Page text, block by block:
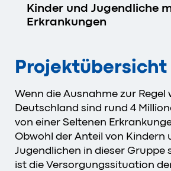
Kinder und Jugendliche
Erkrankungen
Projektübersicht
Wenn die Ausnahme zur Regel
Deutschland sind rund 4
von einer Seltenen
Obwohl der Anteil von Kindern
Jugendlichen in dieser Gruppe
ist die Versorgungssituation